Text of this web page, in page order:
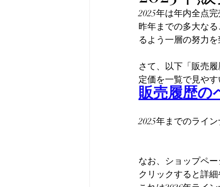
真・みんなのホペイ み
2025年は年内全点完
昨年までの多大な
るよう一層の努力を
さて、以下「販売
定価を一覧で見やす
販売履歴の
2025年までのライ
なお、ショップペ
クリックすると詳